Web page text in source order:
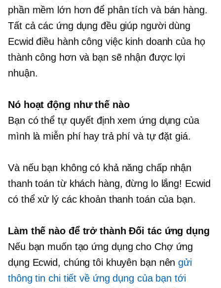
phần mềm lớn hơn để phân tích và bán hàng.
Tất cả các ứng dụng đều giúp người dùng
Ecwid điều hành công việc kinh doanh của họ
thành công hơn và bạn sẽ nhận được lợi
nhuận.
Nó hoạt động như thế nào
Bạn có thể tự quyết định xem ứng dụng của
mình là miễn phí hay trả phí và tự đặt giá.
Và nếu bạn không có khả năng chấp nhận
thanh toán từ khách hàng, đừng lo lắng! Ecwid
có thể xử lý các khoản thanh toán của bạn.
Làm thế nào để trở thành Đối tác ứng dụng
Nếu bạn muốn tạo ứng dụng cho Chợ ứng
dụng Ecwid, chúng tôi khuyên bạn nêngửi
thông tin chi tiết về ứng dụng của bạn tới